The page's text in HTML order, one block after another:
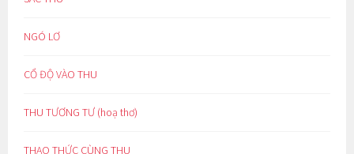
NGÓ LƠ
CỔ ĐỘ VÀO THU
THU TƯƠNG TƯ (hoạ thơ)
THAO THỨC CÙNG THU